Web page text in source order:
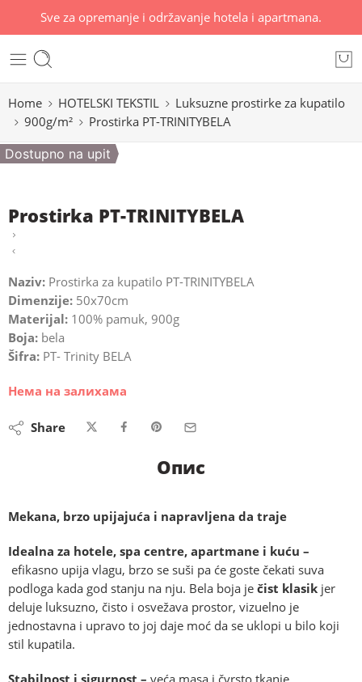
Sve za opremanje i održavanje hotela i apartmana.
Home HOTELSKI TEKSTIL
Luksuzne prostirke za kupatilo
900g/m²
Prostirka PT-TRINITYBELA
Dostupno na upit
Prostirka PT-TRINITYBELA
Naziv: Prostirka za kupatilo PT-TRINITYBELA
Dimenzije: 50x70cm
Materijal: 100% pamuk, 900g
Boja: bela
Šifra: PT- Trinity BELA
Нема на залихама
Share
Опис
Mekana, brzo upijajuća i napravljena da traje
Idealna za hotele, spa centre, apartmane i kuću –
efikasno upija vlagu, brzo se suši pa će goste čekati suva
podloga kada god stanju na nju. Bela boja je čist klasik jer
deluje luksuzno, čisto i osvežava prostor, vizuelno je
jednostavna i upravo to joj daje moć da se uklopi u bilo koji
stil kupatila.